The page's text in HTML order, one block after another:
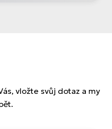
vložte svůj dotaz a my